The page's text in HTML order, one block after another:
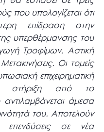
που υπολογίζεται ότι
επίδραση στην
υπερθέρμανσης του
Τροφίμων, Αστική
Οι τομείς
επιχειρηματική
στήριξη από το
άμεσα
του. Αποτελούν
επενδύσεις σε νέα